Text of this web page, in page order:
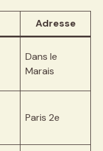
Adresse
Dans le
Marais
Paris 2e